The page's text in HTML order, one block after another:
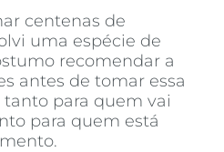
centenas de
uma espécie de
recomendar a
antes de tomar essa
tanto para quem vai
para quem está